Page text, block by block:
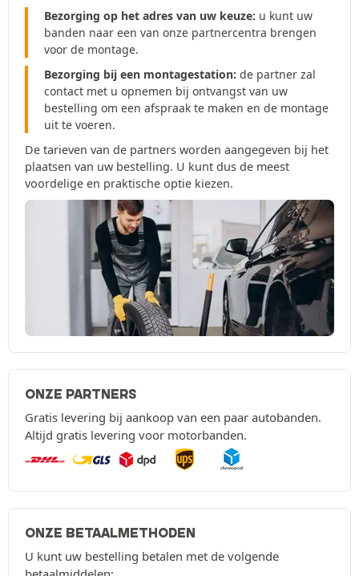
Bezorging op het adres van uw keuze: u kunt uw
banden naar een van onze partnercentra brengen
voor de montage.
Bezorging bij een montagestation: de partner zal
contact met u opnemen bij ontvangst van uw
bestelling om een afspraak te maken en de montage
uit te voeren.
De tarieven van de partners worden aangegeven bij het
plaatsen van uw bestelling. U kunt dus de meest
voordelige en praktische optie kiezen.
ONZE PARTNERS
Gratis levering bij aankoop van een paar autobanden.
Altijd gratis levering voor motorbanden.
ONZE BETAALMETHODEN
U kunt uw bestelling betalen met de volgende